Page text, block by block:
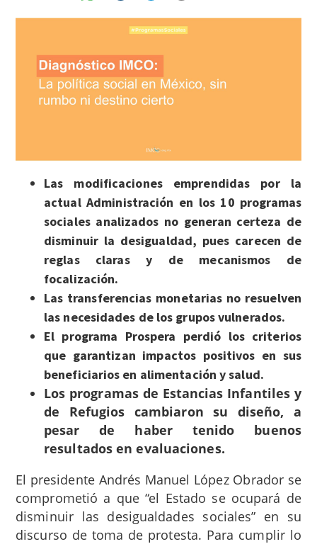
Las modificaciones emprendidas por la
actual Administración en los 10 programas
sociales analizados no generan certeza de
disminuir la desigualdad, pues carecen de
reglas claras y de mecanismos de
focalización.
Las transferencias monetarias no resuelven
las necesidades de los grupos vulnerados.
El programa Prospera perdió los criterios
que garantizan impactos positivos en sus
beneficiarios en alimentación y salud.
Los programas de Estancias Infantiles y
de Refugios cambiaron su diseño, a
pesar de haber tenido buenos
resultados en evaluaciones.
El presidente Andrés Manuel López Obrador se
comprometió a que “el Estado se ocupará de
disminuir las desigualdades sociales” en su
discurso de toma de protesta. Para cumplir lo